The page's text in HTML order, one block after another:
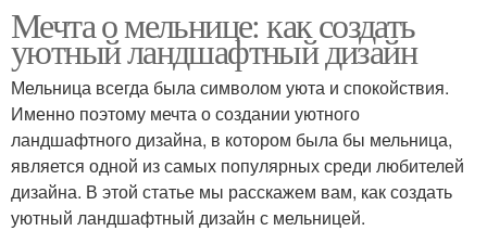
Мечта о мельнице: как создать
уютный ландшафтный дизайн
Мельница всегда была символом уюта и спокойствия.
Именно поэтому мечта о создании уютного
ландшафтного дизайна, в котором была бы мельница,
является одной из самых популярных среди любителей
дизайна. В этой статье мы расскажем вам, как создать
уютный ландшафтный дизайн с мельницей.